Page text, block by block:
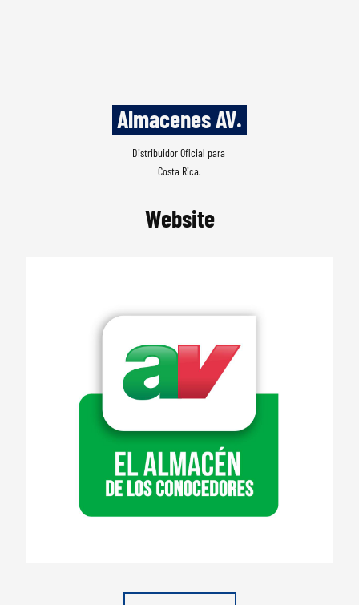
Almacenes AV.
Distribuidor Oficial para
Costa Rica.
Website